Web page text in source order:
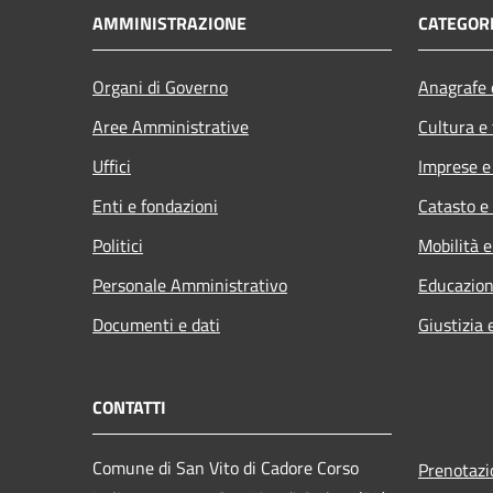
AMMINISTRAZIONE
Organi di Governo
Aree Amministrative
Uffici
Enti e fondazioni
Politici
Personale Amministrativo
Documenti e dati
Cultura
Imprese
Catasto
Mobilità
Giustizia
CONTATTI
Comune di San Vito di Cadore Corso